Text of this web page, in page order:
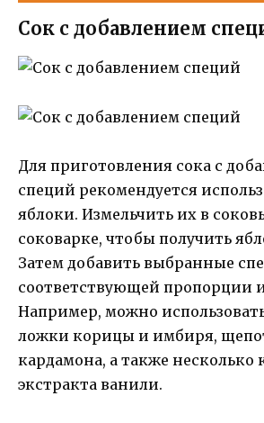
Сок с добавлением
Для приготовления сока с
специй рекомендуется
яблоки. Измельчить их в
соковарке, чтобы получить
Затем добавить выбранные
соответствующей пропорции
Например, можно
ложки корицы и имбиря,
кардамона, а также несколько
экстракта ванили.